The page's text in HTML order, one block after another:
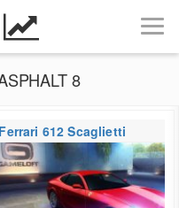
8
Ferrari 612 Scaglietti